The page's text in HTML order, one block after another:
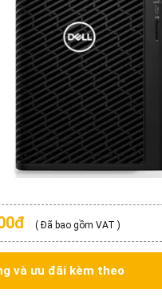
( Đã bao gồm VAT )
và ưu đãi kèm theo